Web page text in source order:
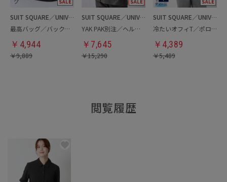
SUIT SQUARE／UNIVERSAL LANGUAGE
最高バッグ／バックパック
￥ 4,944
￥9,889
SUIT SQUARE／UNIVERSAL LANGUAGE
YAK PAK別注／ヘルメットバッグ
￥ 7,645
￥15,290
SUIT SQUARE／UNIVERSAL LANGUAGE
冷たいオフィT／ポロシャツ
￥ 4,389
￥5,489
閲覧履歴